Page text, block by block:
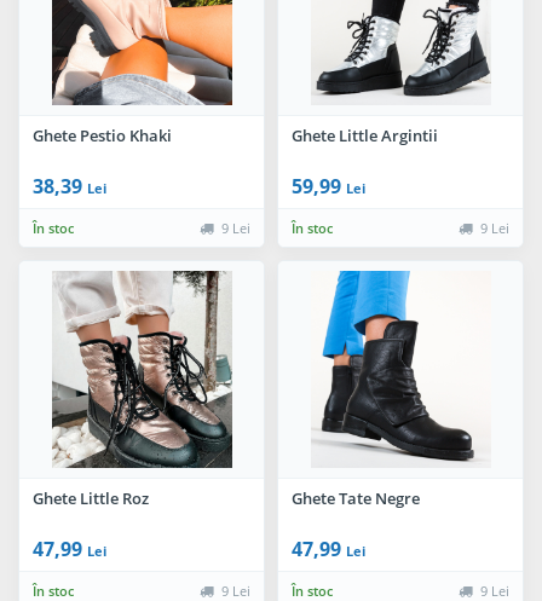
Ghete Pestio Khaki
38,39 Lei
În stoc 9 Lei
Ghete Little Argintii
59,99 Lei
În stoc 9 Lei
Ghete Little Roz
47,99 Lei
În stoc 9 Lei
Ghete Tate Negre
47,99 Lei
În stoc 9 Lei